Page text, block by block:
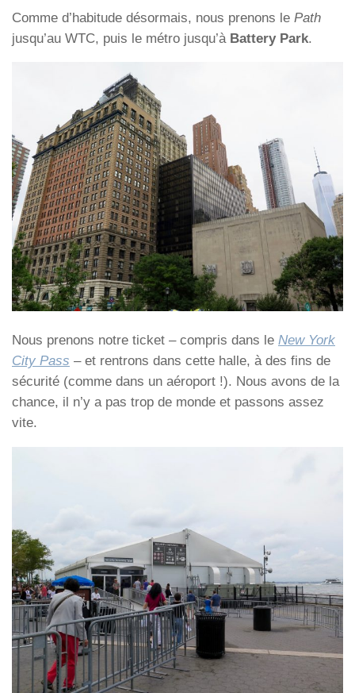
Comme d’habitude désormais, nous prenons le Path
jusqu’au WTC, puis le métro jusqu’à Battery Park.
Nous prenons notre ticket – compris dans le New York
City Pass – et rentrons dans cette halle, à des fins de
sécurité (comme dans un aéroport !). Nous avons de la
chance, il n’y a pas trop de monde et passons assez
vite.